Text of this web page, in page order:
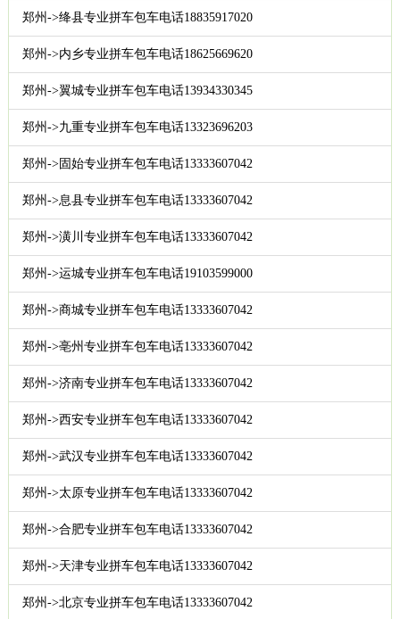
郑州->绛县专业拼车包车电话18835917020
郑州->内乡专业拼车包车电话18625669620
郑州->翼城专业拼车包车电话13934330345
郑州->九重专业拼车包车电话13323696203
郑州->固始专业拼车包车电话13333607042
郑州->息县专业拼车包车电话13333607042
郑州->潢川专业拼车包车电话13333607042
郑州->运城专业拼车包车电话19103599000
郑州->商城专业拼车包车电话13333607042
郑州->亳州专业拼车包车电话13333607042
郑州->济南专业拼车包车电话13333607042
郑州->西安专业拼车包车电话13333607042
郑州->武汉专业拼车包车电话13333607042
郑州->太原专业拼车包车电话13333607042
郑州->合肥专业拼车包车电话13333607042
郑州->天津专业拼车包车电话13333607042
郑州->北京专业拼车包车电话13333607042